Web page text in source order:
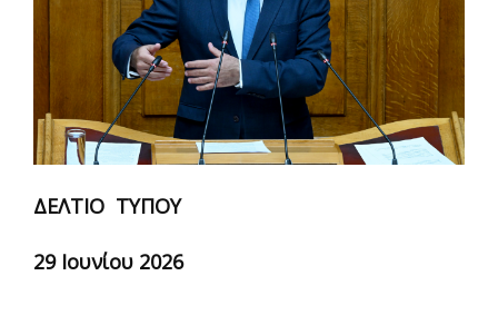
ΔΕΛΤΙΟ ΤΥΠΟΥ
29 Ιουνίου 2026